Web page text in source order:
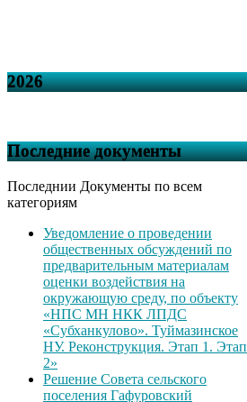
2026
Последние документы
Последнии Документы по всем
категориям
Уведомление о проведении
общественных обсуждений по
предварительным материалам
оценки воздействия на
окружающую среду, по объекту
«НПС МН НКК ЛПДС
«Субханкулово». Туймазинское
НУ. Реконструкция. Этап 1. Этап
2»
Решение Совета сельского
поселения Гафуровский